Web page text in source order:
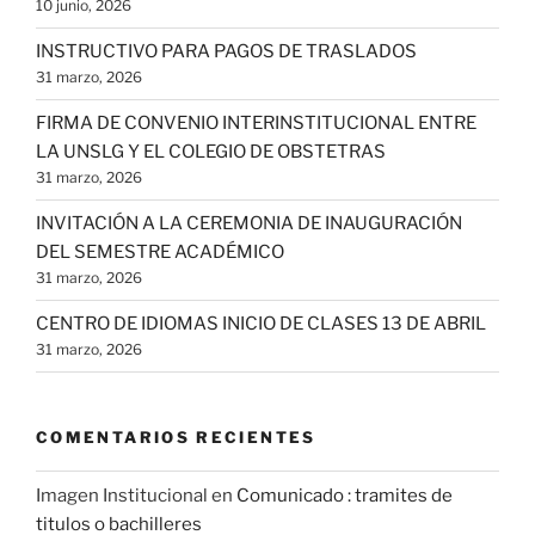
10 junio, 2026
INSTRUCTIVO PARA PAGOS DE TRASLADOS
31 marzo, 2026
FIRMA DE CONVENIO INTERINSTITUCIONAL ENTRE
LA UNSLG Y EL COLEGIO DE OBSTETRAS
31 marzo, 2026
INVITACIÓN A LA CEREMONIA DE INAUGURACIÓN
DEL SEMESTRE ACADÉMICO
31 marzo, 2026
CENTRO DE IDIOMAS INICIO DE CLASES 13 DE ABRIL
31 marzo, 2026
COMENTARIOS RECIENTES
Imagen Institucional en Comunicado : tramites de
titulos o bachilleres